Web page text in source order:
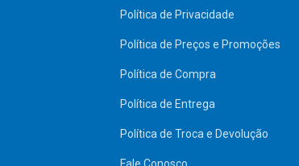
Política de Privacidade
Política de Preços e Promoções
Política de Compra
Política de Entrega
Política de Troca e Devolução